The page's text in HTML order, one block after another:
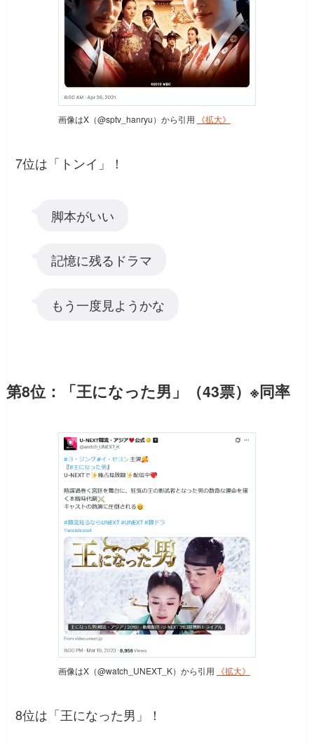
画像はX（@sptv_hanryu）から引用 《拡大》
7位は「トンイ」！
脚本がいい
記憶に残るドラマ
もう一度見ようかな
第8位：「王になった男」（43票）※同率
画像はX（@watch_UNEXT_K）から引用 《拡大》
8位は「王になった男」！